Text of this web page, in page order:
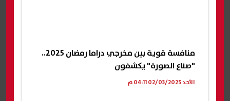
منافسة قوية بين مخرجي دراما رمضان 2025..
"صناع الصورة" يكشفون
الأحد 02/03/2025 04:11 م